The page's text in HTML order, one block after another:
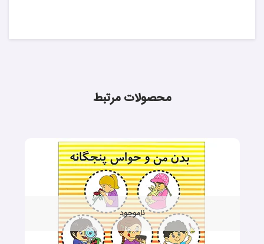
محصولات مرتبط
ناموجود